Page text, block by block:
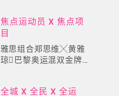
焦点运动员 X 焦点项
目
雅思组合郑思维╳黄雅
琼巴黎奥运混双金牌
全城 X 全民 X 全运